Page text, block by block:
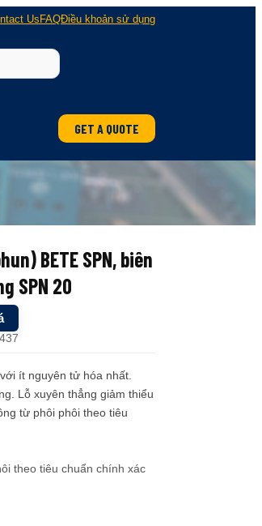
Us FAQĐiều khoản sử dụng
GET A QUOTE
BETE SPN, biên
SPN 20
ít nguyên tử hóa nhất.
Lỗ xuyên thẳng giảm thiểu
từ phôi phôi theo tiêu
theo tiêu chuẩn chính xác